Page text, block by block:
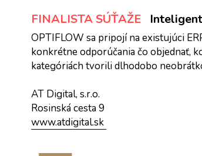
FINALISTA SÚŤAŽE
OPTIFLOW sa pripojí na existujúci
konkrétne odporúčania čo objednať,
kategóriách tvorili dlhodobo
AT Digital, s.r.o.
Rosinská cesta 9
www.atdigital.sk